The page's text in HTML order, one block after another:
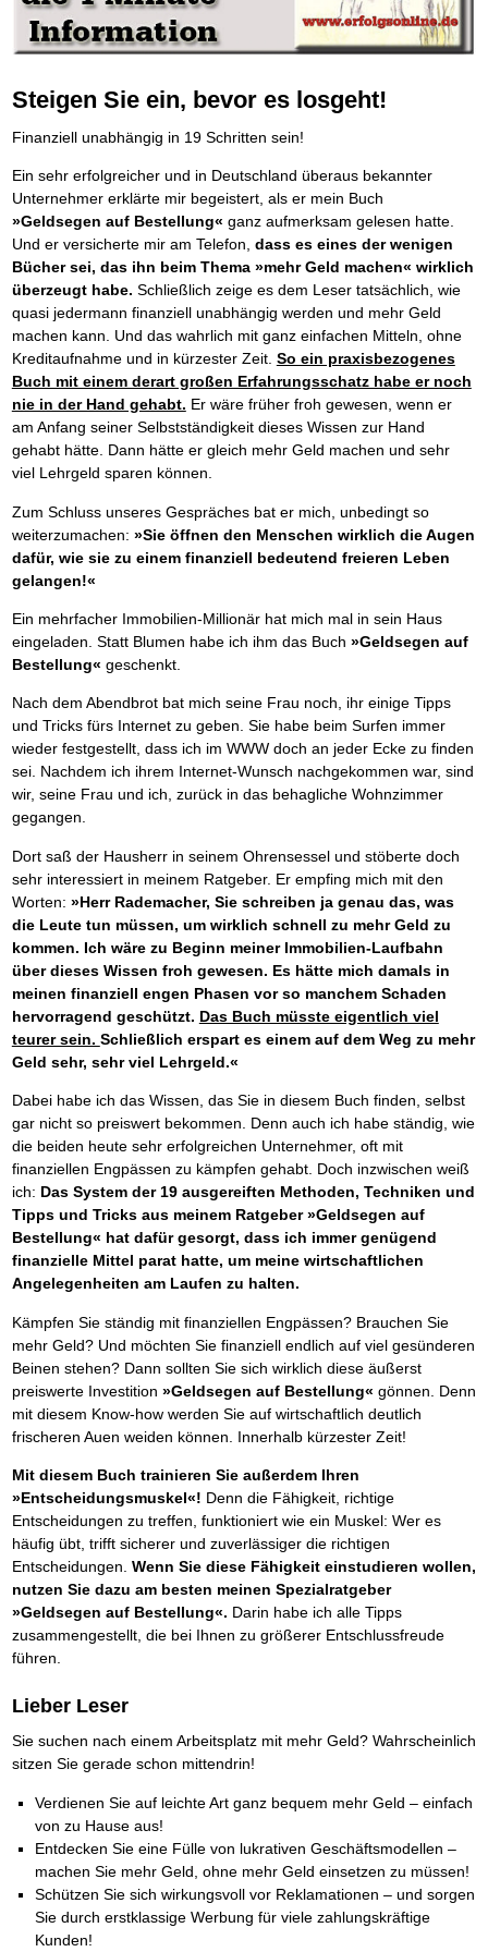
Behalten Sie den Überblick
Vermögenssicherung durch GbR-Vertrag
Schutzwall für Hab und Gut
GbR-Vertrag mit beschränkter Haftung BESTSELLER
Sich rechtlich einrichten BRANDNEU
Stiftung gründen und profitabel vermarkten BRANDNEU
Platzieren Sie sich bei Google ganz oben
Mental Force
Entfalten Sie Ihre geistigen Kräfte
Mental Force - Hörbuch
Nutze Deine geistigen Waffen
Schlüssel des Erfolgs
Hilf Dir selbst, hilft Dir Gott
Immer den Geist zum TUN begeistern
Die Feuerkraft TIPP
Holen Sie Erfolg in Ihr Leben
Mit System zum Erfolg GEHEIMTIPP
Starten Sie endlich durch
Die Macht des Schuldners (Hörbuch)
Jetzt neu für Unterwegs
Der Schuldenkalkulator
Mach Pleite und starte durch TIPP
Vermögenssicherung durch GbR-Vertrag NEU
Schach dem Gerichtsvollzieher
Gerichtsvollziehervorschriften nutzen
Weiße Weste durch Umzug TIPP
Das Meldesystem clever nutzen
Die Betablocker InsolvenzNEU
Insolvenzantrag abwehren
Finanzielle Freiheit trotz InsolvenzTIPP
80% Ihrer Einnahmen behalten
Wie man mit Pfändungen umgeht BRANDNEU
Bestens informiert sein
TV-Lehrgang: Wie man mit Pfändungen umgeht EMPFEHLUNG
Schnell und kompakt
Schach der SCHUFA FRISCH EINGETROFFEN
Schnell eine saubere SCHUFA
Ihren Zeitgewinn maximieren
GbR-Vertrag mit beschränkter Haftung BRANDNEU
GbR als Einzelperson gründen
Frei Fahrt ohne Punkte
Kaufe doch Deine Schulden BRANDNEU
Die geniale Lösung zum schnellen Schuldenabbau
Der Weg zur finanziellen Freiheit
Federleicht lebendig schreiben
Ohne Probleme clever Texten und Schreiben
Zeit & Kommunikationsgewinn
Mittel gegen Titel EMPFEHLUNG
Sichern Sie Einkommen und Vermögenswerte 100%-tig ab
Bekannt wie ein bunter Hund im Internet INTERNET-TIPP
schnell im Internet bekannt werden und damit viel Geld verdienen
Schreib Dich reich SCHREIB VERTRIEBS TIPP
Vom Gedanken zum Bestseller
Steigen Sie ein, bevor es losgeht!
Finanziell unabhängig in 19 Schritten sein!
Ein sehr erfolgreicher und in Deutschland überaus bekannter
Unternehmer erklärte mir begeistert, als er mein Buch
»Geldsegen auf Bestellung« ganz aufmerksam gelesen hatte.
Und er versicherte mir am Telefon, dass es eines der wenigen
Bücher sei, das ihn beim Thema »mehr Geld machen« wirklich
überzeugt habe. Schließlich zeige es dem Leser tatsächlich, wie
quasi jedermann finanziell unabhängig werden und mehr Geld
machen kann. Und das wahrlich mit ganz einfachen Mitteln, ohne
Kreditaufnahme und in kürzester Zeit. So ein praxisbezogenes
Buch mit einem derart großen Erfahrungsschatz habe er noch
nie in der Hand gehabt. Er wäre früher froh gewesen, wenn er
am Anfang seiner Selbstständigkeit dieses Wissen zur Hand
gehabt hätte. Dann hätte er gleich mehr Geld machen und sehr
viel Lehrgeld sparen können.
Zum Schluss unseres Gespräches bat er mich, unbedingt so
weiterzumachen: »Sie öffnen den Menschen wirklich die Augen
dafür, wie sie zu einem finanziell bedeutend freieren Leben
gelangen!«
Ein mehrfacher Immobilien-Millionär hat mich mal in sein Haus
eingeladen. Statt Blumen habe ich ihm das Buch »Geldsegen auf
Bestellung« geschenkt.
Nach dem Abendbrot bat mich seine Frau noch, ihr einige Tipps
und Tricks fürs Internet zu geben. Sie habe beim Surfen immer
wieder festgestellt, dass ich im WWW doch an jeder Ecke zu finden
sei. Nachdem ich ihrem Internet-Wunsch nachgekommen war, sind
wir, seine Frau und ich, zurück in das behagliche Wohnzimmer
gegangen.
Dort saß der Hausherr in seinem Ohrensessel und stöberte doch
sehr interessiert in meinem Ratgeber. Er empfing mich mit den
Worten: »Herr Rademacher, Sie schreiben ja genau das, was
die Leute tun müssen, um wirklich schnell zu mehr Geld zu
kommen. Ich wäre zu Beginn meiner Immobilien-Laufbahn
über dieses Wissen froh gewesen. Es hätte mich damals in
meinen finanziell engen Phasen vor so manchem Schaden
hervorragend geschützt. Das Buch müsste eigentlich viel
teurer sein. Schließlich erspart es einem auf dem Weg zu mehr
Geld sehr, sehr viel Lehrgeld.«
Dabei habe ich das Wissen, das Sie in diesem Buch finden, selbst
gar nicht so preiswert bekommen. Denn auch ich habe ständig, wie
die beiden heute sehr erfolgreichen Unternehmer, oft mit
finanziellen Engpässen zu kämpfen gehabt. Doch inzwischen weiß
ich: Das System der 19 ausgereiften Methoden, Techniken und
Tipps und Tricks aus meinem Ratgeber »Geldsegen auf
Bestellung« hat dafür gesorgt, dass ich immer genügend
finanzielle Mittel parat hatte, um meine wirtschaftlichen
Angelegenheiten am Laufen zu halten.
Kämpfen Sie ständig mit finanziellen Engpässen? Brauchen Sie
mehr Geld? Und möchten Sie finanziell endlich auf viel gesünderen
Beinen stehen? Dann sollten Sie sich wirklich diese äußerst
preiswerte Investition »Geldsegen auf Bestellung« gönnen. Denn
mit diesem Know-how werden Sie auf wirtschaftlich deutlich
frischeren Auen weiden können. Innerhalb kürzester Zeit!
Mit diesem Buch trainieren Sie außerdem Ihren
»Entscheidungsmuskel«! Denn die Fähigkeit, richtige
Entscheidungen zu treffen, funktioniert wie ein Muskel: Wer es
häufig übt, trifft sicherer und zuverlässiger die richtigen
Entscheidungen. Wenn Sie diese Fähigkeit einstudieren wollen,
nutzen Sie dazu am besten meinen Spezialratgeber
»Geldsegen auf Bestellung«. Darin habe ich alle Tipps
zusammengestellt, die bei Ihnen zu größerer Entschlussfreude
führen.
Lieber Leser
Sie suchen nach einem Arbeitsplatz mit mehr Geld? Wahrscheinlich
sitzen Sie gerade schon mittendrin!
Verdienen Sie auf leichte Art ganz bequem mehr Geld – einfach
von zu Hause aus!
Entdecken Sie eine Fülle von lukrativen Geschäftsmodellen –
machen Sie mehr Geld, ohne mehr Geld einsetzen zu müssen!
Schützen Sie sich wirkungsvoll vor Reklamationen – und sorgen
Sie durch erstklassige Werbung für viele zahlungskräftige
Kunden!